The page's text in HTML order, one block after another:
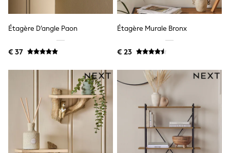
New In
New in from Next
New In
Trending: Top & Short Sets
Trending: Clogs
THE SET
98 - 110cm
116 - 134cm
140 - 174cm
All Clothing
T-Shirts
Dresses
Shorts & Skirts
Étagère D’angle Paon
€ 37
Étagère Murale Bronx
€ 23